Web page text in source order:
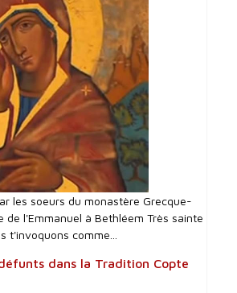
les soeurs du monastère Grecque-
de l'Emmanuel à Bethléem Très sainte
t'invoquons comme...
dans la Tradition Copte